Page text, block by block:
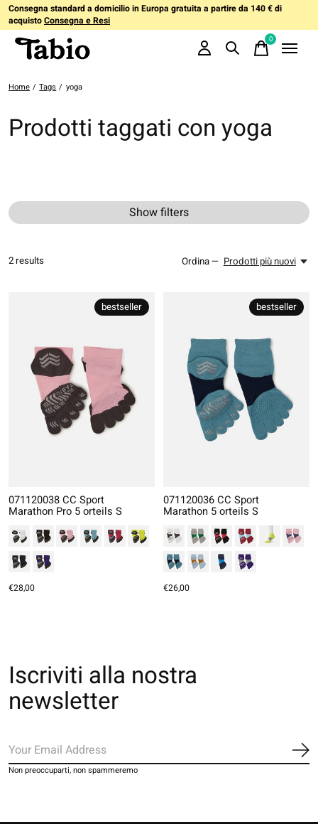
Consegna standard a domicilio in Europa gratuita a partire da 140 € di
acquistoConsegna e Resi
0items
Home / Tags / yoga
Prodotti taggati con yoga
Show filters
2 results Ordina — Prodotti più nuovi
bestseller
071120038 CC Sport
Marathon Pro 5 orteils S
€28,00
bestseller
071120036 CC Sport
Marathon 5 orteils S
€26,00
Iscriviti alla nostra
newsletter
Non preoccuparti, non spammeremo